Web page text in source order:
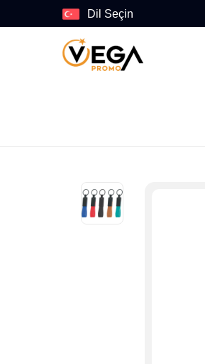
Dil Seçin